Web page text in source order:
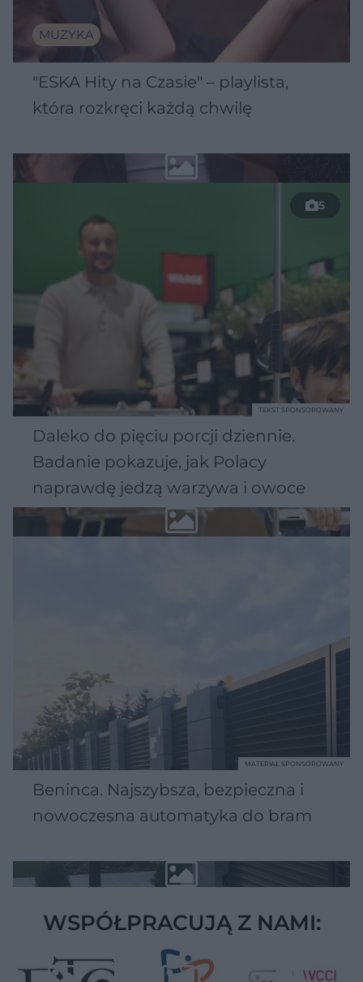
MUZYKA
"ESKA Hity na Czasie" – playlista,
która rozkręci każdą chwilę
5
Daleko do pięciu porcji dziennie.
Badanie pokazuje, jak Polacy
naprawdę jedzą warzywa i owoce
TEKST SPONSOROWANY
Beninca. Najszybsza, bezpieczna i
nowoczesna automatyka do bram
MATERIAŁ SPONSOROWANY
WSPÓŁPRACUJĄ Z NAMI: